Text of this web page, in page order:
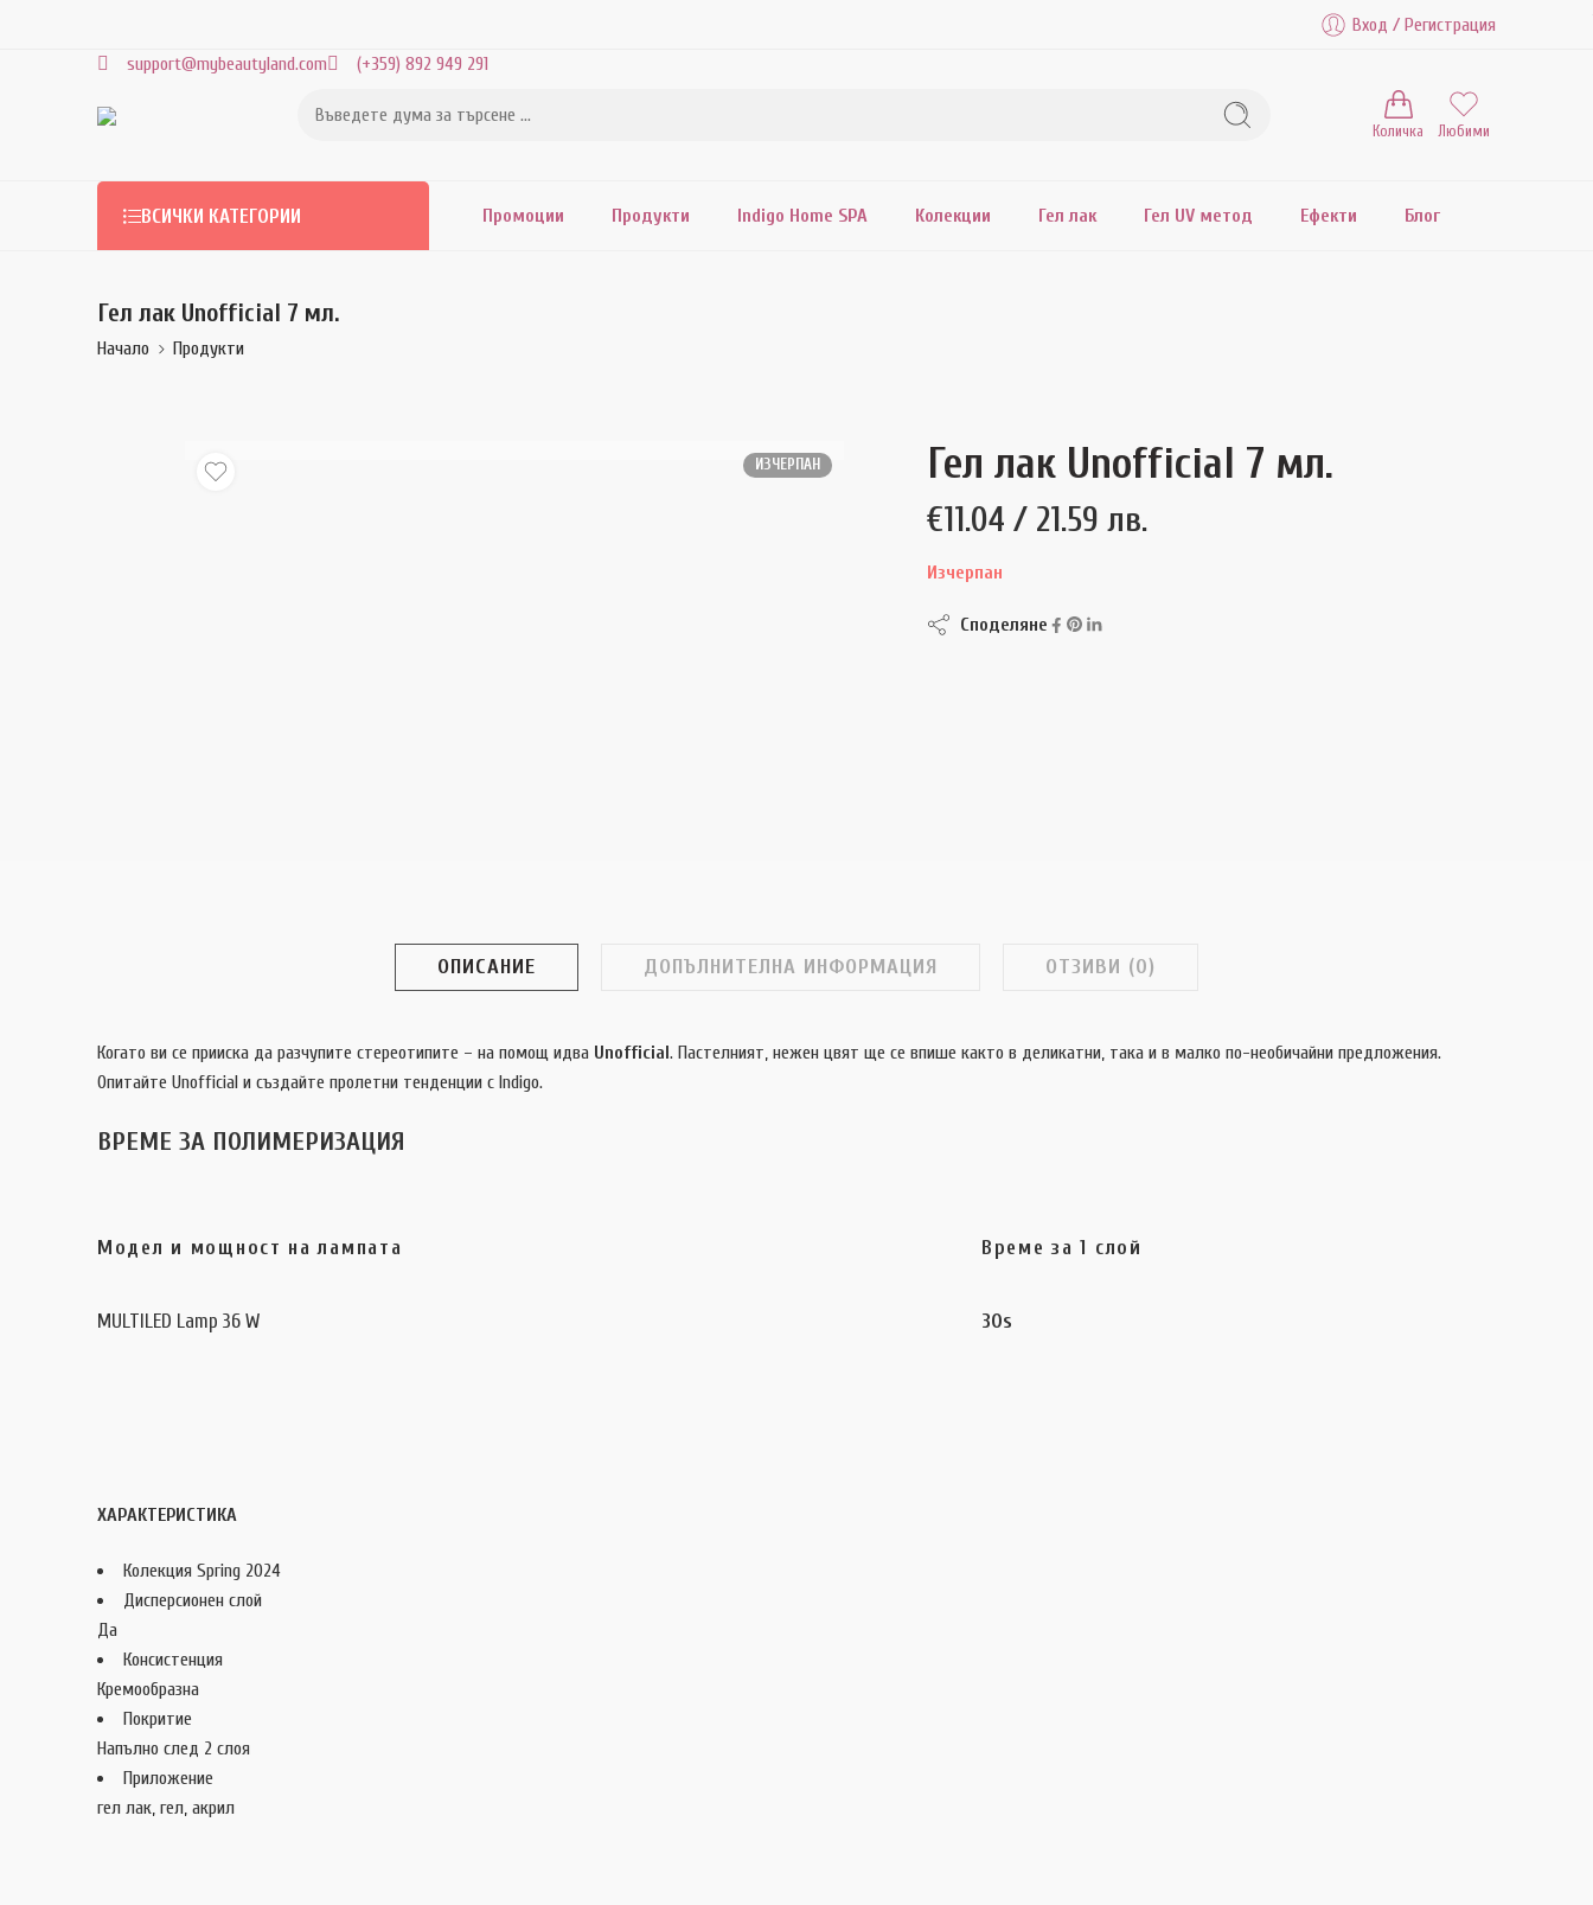
support@mybeautyland.com (+359) 892 949 291
Вход / Регистрация
Количка Любими
ВСИЧКИ КАТЕГОРИИ Промоции Продукти Indigo Home SPA Колекции Гел лак Гел UV метод Ефекти Блог
Гел лак Unofficial 7 мл.
Начало Продукти
ИЗЧЕРПАН Гел лак Unofficial 7 мл.
€11.04 / 21.59 лв.
Изчерпан
Споделяне
ОПИСАНИЕ ДОПЪЛНИТЕЛНА ИНФОРМАЦИЯ ОТЗИВИ (0)
Когато ви се прииска да разчупите стереотипите – на помощ идва Unofficial. Пастелният, нежен цвят ще се впише както в деликатни, така и в малко по-необичайни предложения.
Опитайте Unofficial и създайте пролетни тенденции с Indigo.
ВРЕМЕ ЗА ПОЛИМЕРИЗАЦИЯ
Модел и мощност на лампата Време за 1 слой
MULTILED Lamp 36 W 30s
ХАРАКТЕРИСТИКА
Колекция Spring 2024
Дисперсионен слой
Да
Консистенция
Кремообразна
Покритие
Напълно след 2 слоя
Приложение
гел лак, гел, акрил